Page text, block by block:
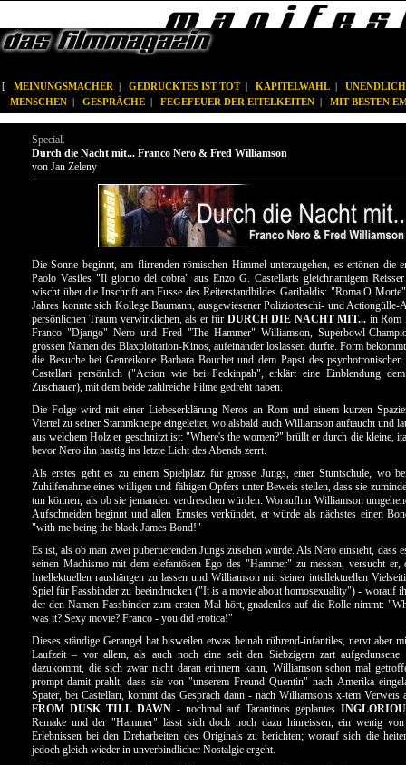
[ MEINUNGSMACHER | GEDRUCKTES IST TOT| KAPITELWAHL |
MENSCHEN | GESPRÄCHE | FEGEFEUER DER EITELKEITEN | MIT BESTEN
Special.
Durch die Nacht mit... Franco Nero & Fred Williamson
von Jan Zeleny
Die Sonne beginnt, am flirrenden römischen Himmel unterzugehen, es ertönen die
Paolo Vasiles "Il giorno del cobra" aus Enzo G. Castellaris gleichnamigem
wischt über die Inschrift am Fusse des Reiterstandbildes Garibaldis: "Roma O
Jahres konnte sich Kollege Baumann, ausgewiesener Poliziotteschi- und Actiongülle-
persönlichen Traum verwirklichen, als er für DURCH DIE NACHT MIT... in Rom
Franco "Django" Nero und Fred "The Hammer" Williamson, Superbowl-
grossen Namen des Blaxploitation-Kinos, aufeinander loslassen durfte. Form
die Besuche bei Genreikone Barbara Bouchet und dem Papst des psychotronischen
Castellari persönlich ("Action wie bei Peckinpah", erklärt eine Einblendung
Zuschauer), mit dem beide zahlreiche Filme gedreht haben.
Die Folge wird mit einer Liebeserklärung Neros an Rom und einem kurzen
Viertel zu seiner Stammkneipe eingeleitet, wo alsbald auch Williamson auftaucht und
aus welchem Holz er geschnitzt ist: "Where's the women?" brüllt er durch die kleine,
bevor Nero ihn hastig ins letzte Licht des Abends zerrt.
Als erstes geht es zu einem Spielplatz für grosse Jungs, einer Stuntschule, wo
Zuhilfenahme eines willigen und fähigen Opfers unter Beweis stellen, dass sie
tun können, als ob sie jemanden verdreschen würden. Woraufhin Williamson
Aufschneiden beginnt und allen Ernstes verkündet, er würde als nächstes einen
"with me being the black James Bond!"
Es ist, als ob man zwei pubertierenden Jungs zusehen würde. Als Nero einsieht, dass
seinen Machismo mit dem elefantösen Ego des "Hammer" zu messen, versucht er,
Intellektuellen raushängen zu lassen und Williamson mit seiner intellektuellen
Spiel für Fassbinder zu beeindrucken ("It is a movie about homosexuality") - worauf
der den Namen Fassbinder zum ersten Mal hört, gnadenlos auf die Rolle nimmt:
was it? Sexy movie? Franco - you did erotica!"
Dieses ständige Gerangel hat bisweilen etwas beinah rührend-infantiles, nervt aber
Laufzeit – vor allem, als auch noch eine seit den Siebzigern zart aufgedunsene
dazukommt, die sich zwar nicht daran erinnern kann, Williamson schon mal
prompt damit prahlt, dass sie von "unserem Freund Quentin" nach Amerika
Später, bei Castellari, kommt das Gespräch dann - nach Williamsons x-tem Verweis
FROM DUSK TILL DAWN- nochmal auf Tarantinos geplantes
Remake und der "Hammer" lässt sich doch noch dazu hinreissen, ein wenig
Erlebnissen bei den Dreharbeiten des Originals zu berichten; worauf sich die
jedoch gleich wieder in unverbindlicher Nostalgie ergeht.